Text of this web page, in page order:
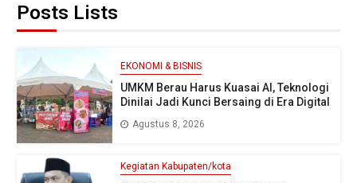
Posts Lists
EKONOMI & BISNIS
UMKM Berau Harus Kuasai AI, Teknologi
Dinilai Jadi Kunci Bersaing di Era Digital
Agustus 8, 2026
Kegiatan Kabupaten/kota